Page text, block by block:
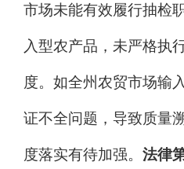
市场未能有效履行抽检
入型农产品，未严格执
度。 如全州农贸市场输
证不全问题，导致质量
度落实有待加强。 法律